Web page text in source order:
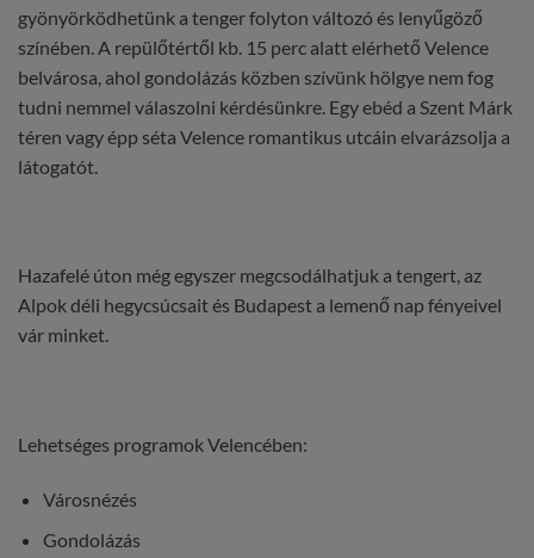
gyönyörködhetünk a tenger folyton változó és lenyűgöző
színében. A repülőtértől kb. 15 perc alatt elérhető Velence
belvárosa, ahol gondolázás közben szívünk hölgye nem fog
tudni nemmel válaszolni kérdésünkre. Egy ebéd a Szent Márk
téren vagy épp séta Velence romantikus utcáin elvarázsolja a
látogatót.
Hazafelé úton még egyszer megcsodálhatjuk a tengert, az
Alpok déli hegycsúcsait és Budapest a lemenő nap fényeivel
vár minket.
Lehetséges programok Velencében:
Városnézés
Gondolázás